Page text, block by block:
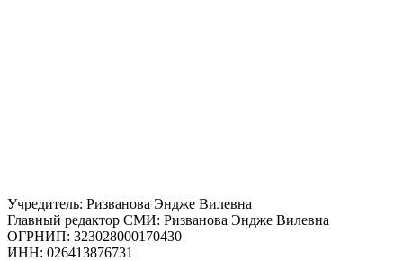
Учредитель: Ризванова Эндже Вилевна
Главный редактор СМИ: Ризванова Эндже Вилевна
ОГРНИП: 323028000170430
ИНН: 026413876731